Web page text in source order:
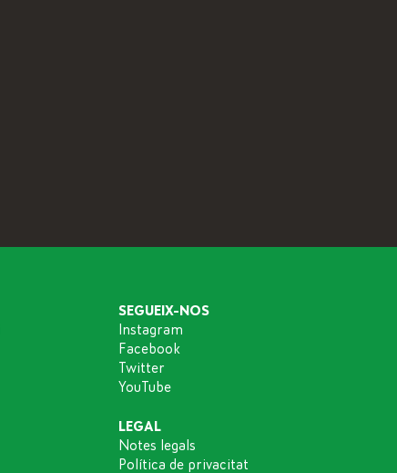
SEGUEIX-NOS
Instagram
Facebook
Twitter
YouTube
LEGAL
Notes legals
Política de privacitat